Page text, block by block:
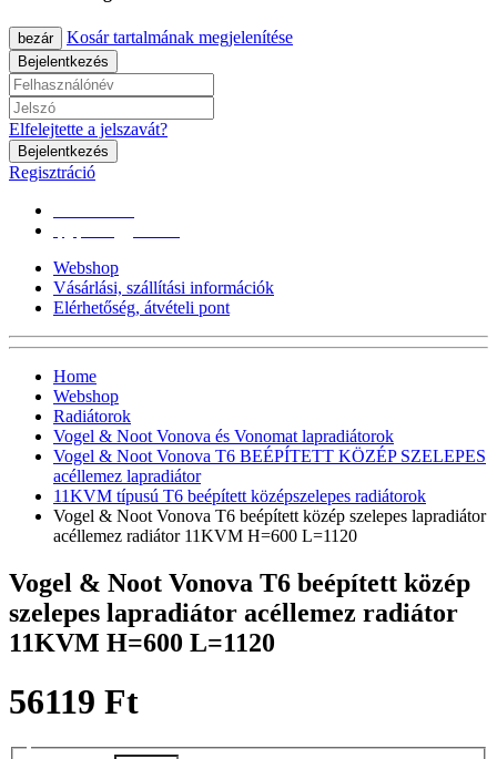
bezár Kosár tartalmának megjelenítése
Bejelentkezés
Elfelejtette a jelszavát?
Bejelentkezés
Regisztráció
Webshop
Vásárlási, szállítási információk
Elérhetőség, átvételi pont
Home
Webshop
Radiátorok
Vogel & Noot Vonova és Vonomat lapradiátorok
Vogel & Noot Vonova T6 BEÉPÍTETT KÖZÉP SZELEPES
acéllemez lapradiátor
11KVM típusú T6 beépített középszelepes radiátorok
Vogel & Noot Vonova T6 beépített közép szelepes lapradiátor
acéllemez radiátor 11KVM H=600 L=1120
Vogel & Noot Vonova T6 beépített közép
szelepes lapradiátor acéllemez radiátor
11KVM H=600 L=1120
56119 Ft